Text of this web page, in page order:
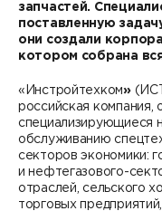
Техническая
Сертификация
Старт с Вендором
Партнеры
Статьи
Книги DATAREON
Вебинары
запчастей.
поставленную
они создали
котором собрана
«Инстройтехком»
российская компания,
специализирующиеся
обслуживанию
секторов экономики:
и нефтегазового-
отраслей, сельского
торговых